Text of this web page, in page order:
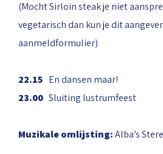
(Mocht Sirloin steak je niet
vegetarisch dan kun je dit
aanmeldformulier)
22.15 En dansen maar!
23.00 Sluiting lustrumfeest
Muzikale omlijsting:Alba’s